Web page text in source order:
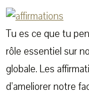
Tu es ce que tu
rôle essentiel sur
globale. Les
d’ameliorer notre